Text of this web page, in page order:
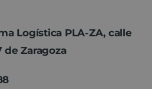
Logística PLA-ZA, calle
de Zaragoza